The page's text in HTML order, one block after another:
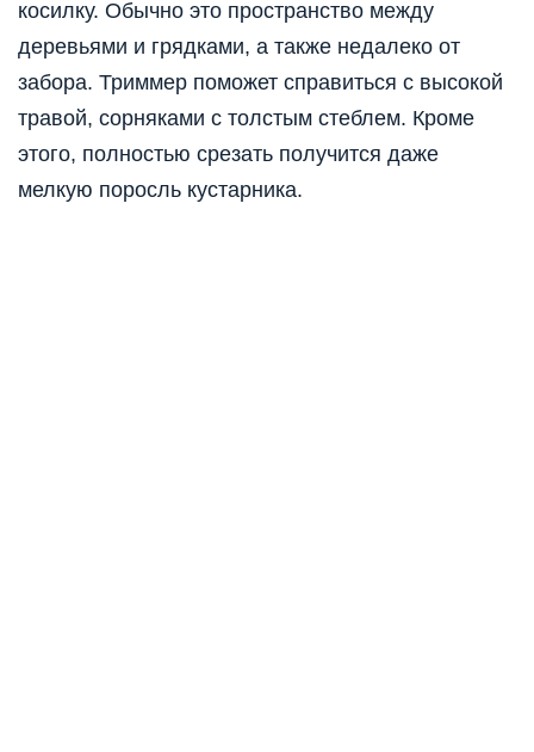
косилку. Обычно это пространство между
деревьями и грядками, а также недалеко от
забора. Триммер поможет справиться с высокой
травой, сорняками с толстым стеблем. Кроме
этого, полностью срезать получится даже
мелкую поросль кустарника.